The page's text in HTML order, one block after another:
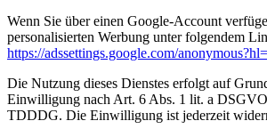
Wenn Sie über einen Google-Account
personalisierten Werbung unter folgendem
https://adssettings.google.com/
Die Nutzung dieses Dienstes erfolgt auf
Einwilligung nach Art. 6 Abs. 1 lit. a
TDDDG. Die Einwilligung ist jederzeit